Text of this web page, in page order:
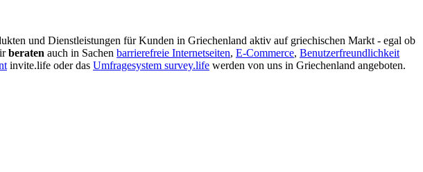
und Dienstleistungen für Kunden in Griechenland aktiv auf griechischen Markt - egal ob
beraten auch in Sachen barrierefreie Internetseiten, E-Commerce, Benutzerfreundlichkeit
invite.life oder das Umfragesystem survey.life werden von uns in Griechenland angeboten.